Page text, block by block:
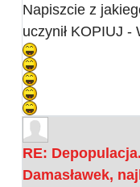
Napiszcie z
uczynił KOPIUJ -
RE:
Damasławek,